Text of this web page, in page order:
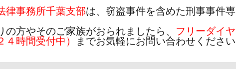
律事務所千葉支部は、窃盗事件を含めた刑事事件専
方やそのご家族がおられましたら、 フリーダイヤ
時間受付中）
までお気軽にお問い合わせください